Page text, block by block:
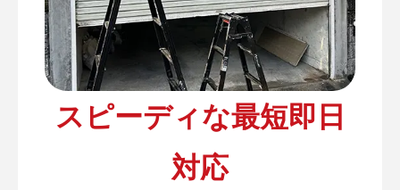
スピーディな最短即日
対応